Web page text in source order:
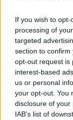
If you wish to
processing of
targeted
section to
opt-out request is
interest-based
us or personal
your opt-out. You
disclosure of
IAB’s list of